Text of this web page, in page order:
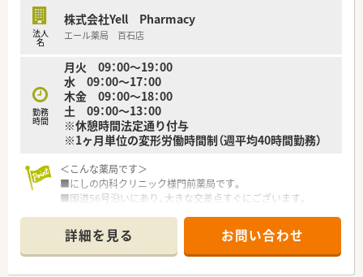
専門家による接遇研修等も行われています。
■保険薬局での勤務未経験の方に対しても、電子薬歴の使用方法
や調剤報酬の算定方法等の教育カリキュラムをご準備されてい
■希望制となりますが、職員研修の一環として医療機関のご協力
のもと、4～6カ月の病院研修も行われています。
＜法人特徴＞
■高知県内を中心にグループ全体で32店舗展開中です。今後も
県内・県外にて店舗を増やしていく方針です。
を運営されています。
■在宅件数はグループ全体で700件以上ございます。在宅専任薬
剤師も複数名いらっしゃいます。
■1年に1回以上学会に参加されており、学会発表チームを立ち
上げ、日々の業務で感じたことや、患者さまからの要望などを議
論して発表の題目を検討されています。
■調剤業務だけでなく、災害対策や野菜の販売等を通して地域貢
法人
名
株式会社Yell Pharmacy
エール薬局 百石店
勤務
時間
月火 09：00～19：00
水 09：00～17：00
木金 09：00～18：00
土 09：00～13：00
※休憩時間法定通り付与
※1ヶ月単位の変形労働時間制（週平均40時間勤務）
＜こんな薬局です＞
■にしの内科クリニック様門前薬局です。
■国道56号沿いにあり、大きな交差点すぐにございます。
■コンビニやスーパーも近くに複数ございますのでお帰りの際
にお買い物をして帰ることも可能です。
■業務短縮の為最新機器（電子薬歴・分包機（円盤）二次元バーコ
ード、ピッキング鑑査機、散剤鑑査機を導入されています。
詳細を見る お問い合わせ